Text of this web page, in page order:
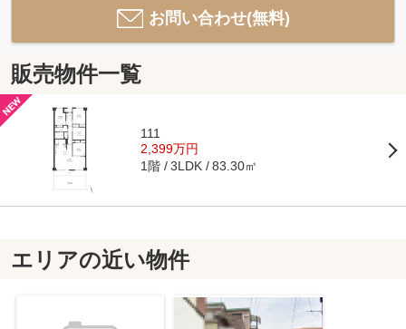
お問い合わせ(無料)
販売物件一覧
111
2,399万円
1階 3LDK 83.30㎡
エリアの近い物件